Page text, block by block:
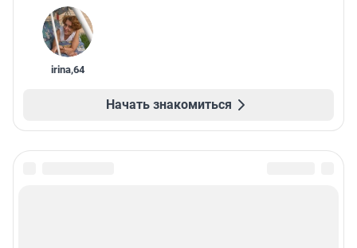
irina,64
Начать знакомиться